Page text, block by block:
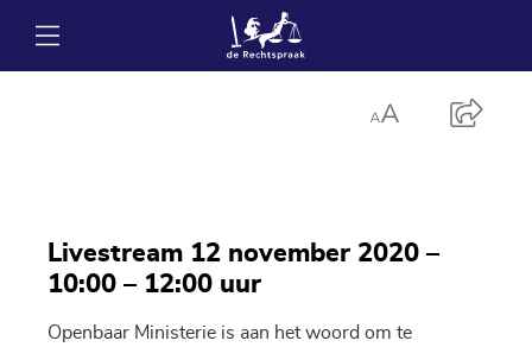
Livestream 12 november 2020 –
10:00 – 12:00 uur
Openbaar Ministerie is aan het woord om te